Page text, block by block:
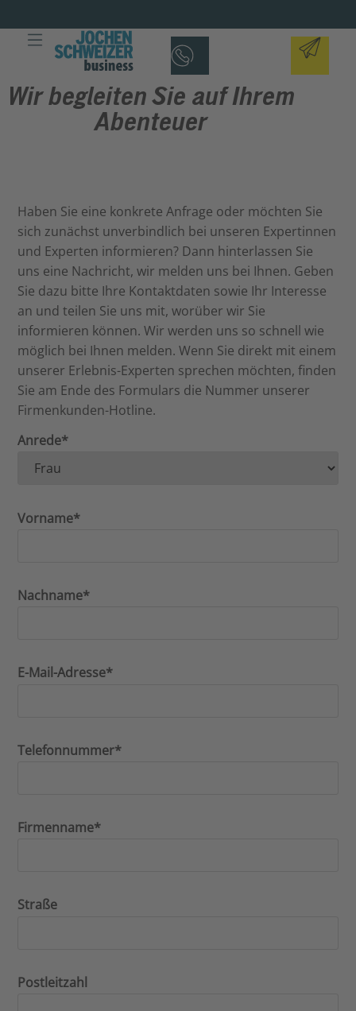
Wir begleiten Sie auf Ihrem
Abenteuer
Haben Sie eine konkrete Anfrage oder möchten Sie
sich zunächst unverbindlich bei unseren Expertinnen
und Experten informieren? Dann hinterlassen Sie
uns eine Nachricht, wir melden uns bei Ihnen. Geben
Sie dazu bitte Ihre Kontaktdaten sowie Ihr Interesse
an und teilen Sie uns mit, worüber wir Sie
informieren können. Wir werden uns so schnell wie
möglich bei Ihnen melden. Wenn Sie direkt mit einem
unserer Erlebnis-Experten sprechen möchten, finden
Sie am Ende des Formulars die Nummer unserer
Firmenkunden-Hotline.
Anrede*
Vorname*
Nachname*
E-Mail-Adresse*
Telefonnummer*
Firmenname*
Straße
Postleitzahl